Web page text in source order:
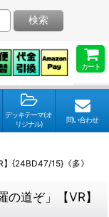
カート
検索
デッキテーマ(オ
リジナル)
問い合わせ
{24BD47/15}《多》
道ぞ」【VR】